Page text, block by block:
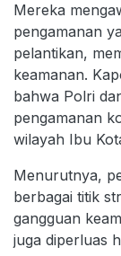
Mereka
pengamanan
pelantikan,
keamanan.
bahwa Polri
pengamanan
wilayah Ibu
Menurutnya,
berbagai titik
gangguan
juga diperluas